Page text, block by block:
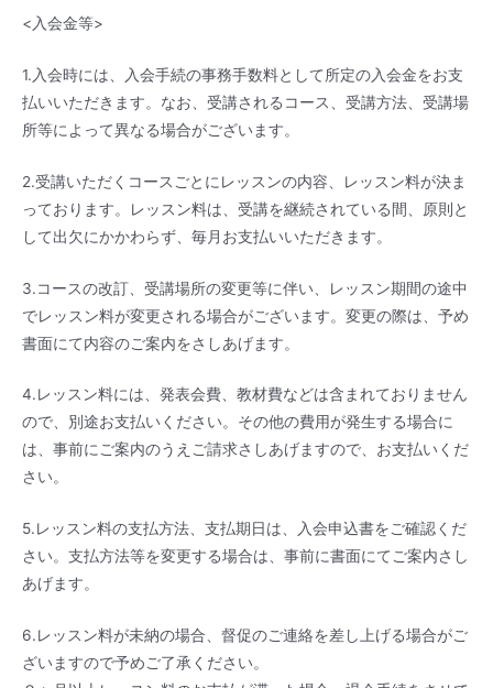
<入会金等>
1.入会時には、入会手続の事務手数料として所定の入会金をお支
払いいただきます。なお、受講されるコース、受講方法、受講場
所等によって異なる場合がございます。
2.受講いただくコースごとにレッスンの内容、レッスン料が決ま
っております。レッスン料は、受講を継続されている間、原則と
して出欠にかかわらず、毎月お支払いいただきます。
3.コースの改訂、受講場所の変更等に伴い、レッスン期間の途中
でレッスン料が変更される場合がございます。変更の際は、予め
書面にて内容のご案内をさしあげます。
4.レッスン料には、発表会費、教材費などは含まれておりません
ので、別途お支払いください。その他の費用が発生する場合に
は、事前にご案内のうえご請求さしあげますので、お支払いくだ
さい。
5.レッスン料の支払方法、支払期日は、入会申込書をご確認くだ
さい。支払方法等を変更する場合は、事前に書面にてご案内さし
あげます。
6.レッスン料が未納の場合、督促のご連絡を差し上げる場合がご
ざいますので予めご了承ください。